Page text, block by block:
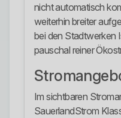
nicht automatisch
weiterhin breiter
bei den Stadtwerken
pauschal reiner
Im sichtbaren
SauerlandStrom